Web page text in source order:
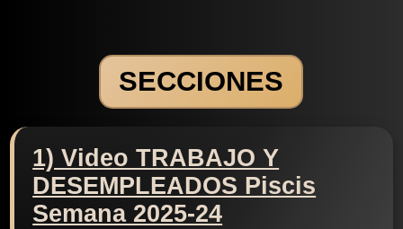
SECCIONES
1) Video TRABAJO Y
DESEMPLEADOS Piscis
Semana 2025-24